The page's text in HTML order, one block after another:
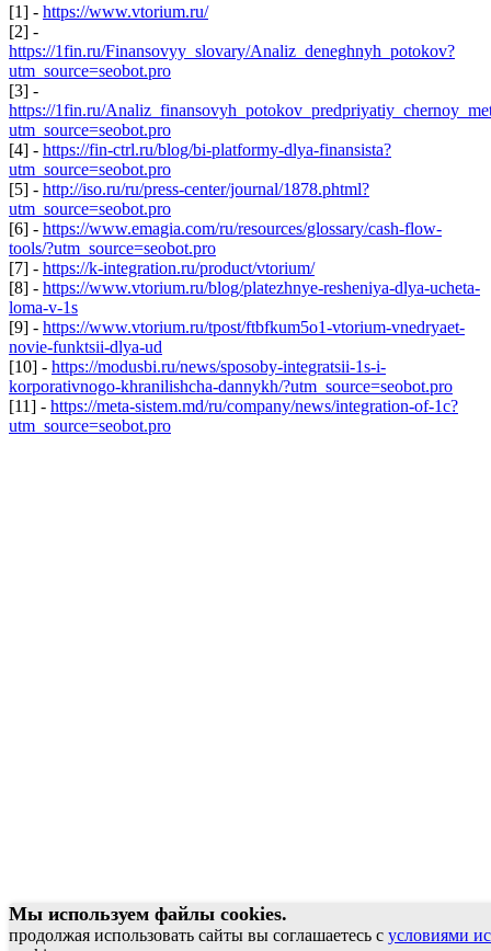
[1] - https://www.vtorium.ru/
[2] -
https://1fin.ru/Finansovyy_slovary/Analiz_deneghnyh_potokov?
utm_source=seobot.pro
[3] -
https://1fin.ru/
utm_source=seobot.pro
[4] - https://fin-ctrl.ru/blog/bi-platformy-dlya-finansista?
utm_source=seobot.pro
[5] - http://iso.ru/ru/press-center/journal/1878.phtml?
utm_source=seobot.pro
[6] - https://www.emagia.com/ru/resources/glossary/cash-flow-
tools/?utm_source=seobot.pro
[7] - https://k-integration.ru/product/vtorium/
[8] - https://www.vtorium.ru/blog/platezhnye-resheniya-dlya-ucheta-
loma-v-1s
[9] - https://www.vtorium.ru/tpost/ftbfkum5o1-vtorium-vnedryaet-
novie-funktsii-dlya-ud
[10] - https://modusbi.ru/news/sposoby-integratsii-1s-i-
korporativnogo-khranilishcha-dannykh/?utm_source=seobot.pro
[11] - https://meta-sistem.md/ru/company/news/integration-of-1c?
utm_source=seobot.pro
Мы используем файлы cookies.
продолжая использовать сайты вы соглашаетесь с условиями